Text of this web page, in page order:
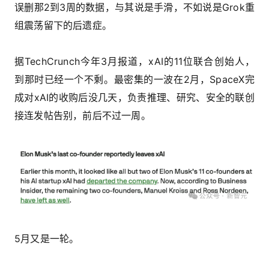
误删那2到3周的数据，与其说是手滑，不如说是Grok重
组震荡留下的后遗症。
据TechCrunch今年3月报道，xAI的11位联合创始人，
到那时已经一个不剩。最密集的一波在2月，SpaceX完
成对xAI的收购后没几天，负责推理、研究、安全的联创
接连发帖告别，前后不过一周。
5月又是一轮。